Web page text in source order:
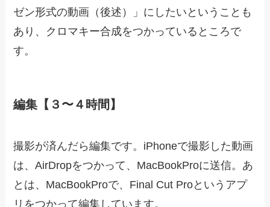
ゼン形式の動画（後述）」にしたいということも
あり、クロマキー合成をつかっているところで
す。
編集【３〜４時間】
撮影が済んだら編集です。iPhoneで撮影した動画
は、AirDropをつかって、MacBookProに送信。あ
とは、MacBookProで、Final Cut Proというアプ
リをつかって編集しています。